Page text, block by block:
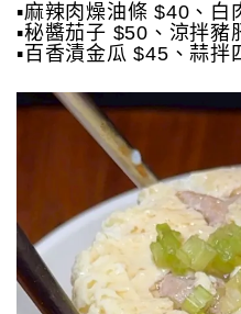
▪️麻辣肉燥油條 $40、白
▪️秘醬茄子 $50、涼拌豬
▪️百香漬金瓜 $45、蒜拌